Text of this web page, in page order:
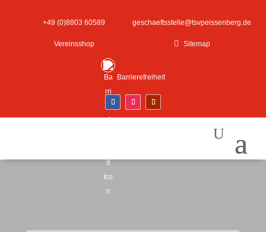
+49 (0)8803 60589 geschaeftsstelle@tsvpeissenberg.de
Vereinsshop  Sitemap
Barrierefreiheit